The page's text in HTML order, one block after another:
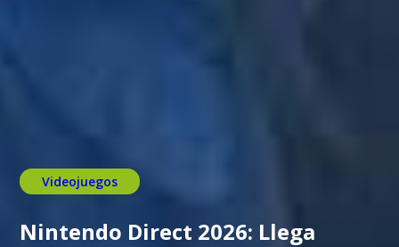
Videojuegos
Nintendo Direct 2026: Llega